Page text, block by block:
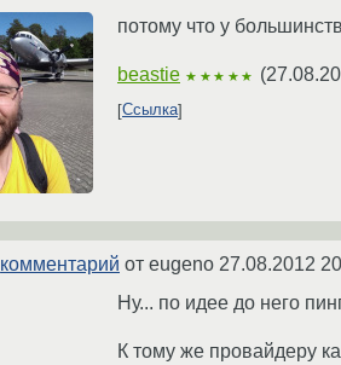
потому что у
beastie ★★★★★ (
Ссылка
комментарий от eugeno 27.08.2012
Ну... по идее до него
К тому же провайдеру